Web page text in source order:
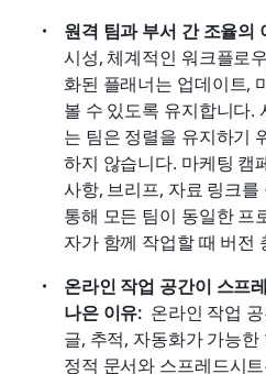
원격 팀과 부서 간 조율의
시성, 체계적인 워크플로
화된 플래너는 업데이트,
볼 수 있도록 유지합니다.
는 팀은 정렬을 유지하기
하지 않습니다. 마케팅 캠
사항, 브리프, 자료 링크
통해 모든 팀이 동일한 프
자가 함께 작업할 때 버전
온라인 작업 공간이 스프
나은 이유: 온라인 작업
글, 추적, 자동화가 가능
정적 문서와 스프레드시